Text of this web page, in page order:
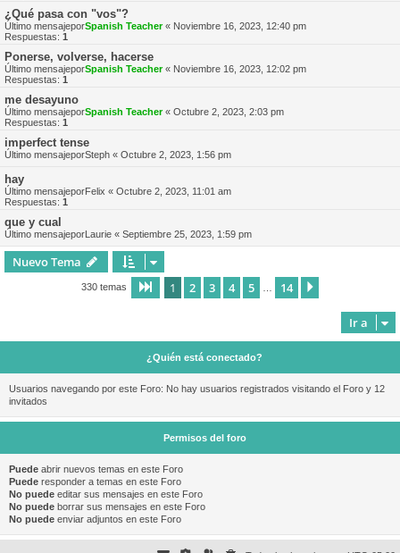
¿Qué pasa con "vos"?
Último mensajeporSpanish Teacher« Noviembre 16, 2023, 12:40 pm
Respuestas: 1
Ponerse, volverse, hacerse
Último mensajeporSpanish Teacher« Noviembre 16, 2023, 12:02 pm
Respuestas: 1
me desayuno
Último mensajeporSpanish Teacher« Octubre 2, 2023, 2:03 pm
Respuestas: 1
imperfect tense
Último mensajeporSteph « Octubre 2, 2023, 1:56 pm
hay
Último mensajeporFelix « Octubre 2, 2023, 11:01 am
Respuestas: 1
que y cual
Último mensajeporLaurie « Septiembre 25, 2023, 1:59 pm
Nuevo Tema
330 temas Página de 14
1 2 3 4 5 14
Ir a
¿Quién está conectado?
Usuarios navegando por este Foro: No hay usuarios registrados visitando el Foro y 12
invitados
Permisos del foro
Puede abrir nuevos temas en este Foro
Puede responder a temas en este Foro
No puede editar sus mensajes en este Foro
No puede borrar sus mensajes en este Foro
No puede enviar adjuntos en este Foro